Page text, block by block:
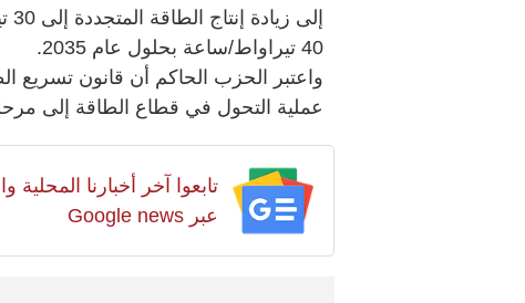
40 تيراواط/ساعة بحلول عام 2035.
واعتبر الحزب الحاكم أن قانون تسريع
عملية التحول في قطاع الطاقة إلى
تابعوا آخر أخبارنا
عبر Google news